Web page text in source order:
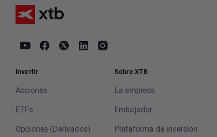
Invertir
Acciones
ETFs
Opciones (Derivados)
Sobre XTB
La empresa
Embajador
Plataforma de inversión